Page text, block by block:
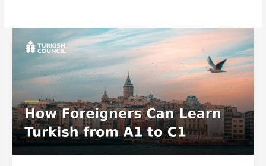
Comment
les
étrangers
peuvent
apprendre
le
turc
du
niveau